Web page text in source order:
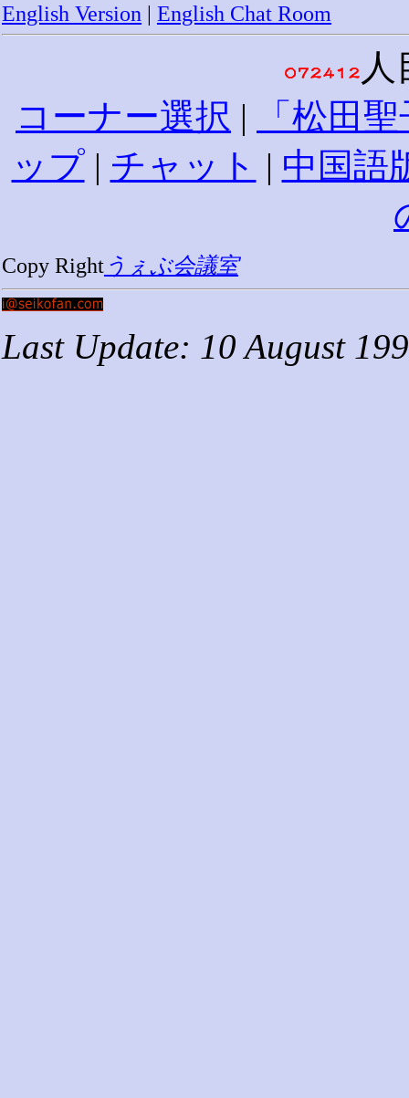
English Version | English Chat Room
コーナー選択 |
「松田
ップ| チャット | 中国語
Copy Right うぇぶ会議室
Last Update: 10 August